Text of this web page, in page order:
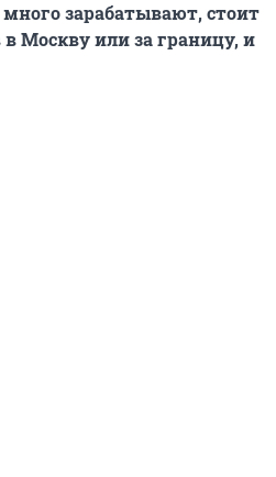
зарабатывают, стоит
Москву или за границу, и